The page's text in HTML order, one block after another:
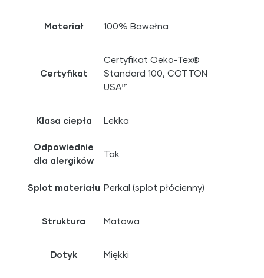
Materiał 100% Bawełna
Certyfikat
Certyfikat Oeko-Tex®
Standard 100, COTTON
USA™
Klasa ciepła Lekka
Odpowiednie
dla alergików
Tak
Splot materiału Perkal (splot płócienny)
Struktura Matowa
Dotyk Miękki